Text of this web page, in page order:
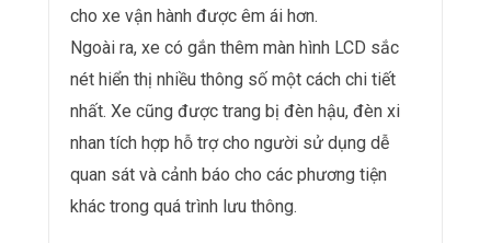
cho xe vận hành được êm ái hơn.
Ngoài ra, xe có gắn thêm màn hình LCD sắc
nét hiển thị nhiều thông số một cách chi tiết
nhất. Xe cũng được trang bị đèn hậu, đèn xi
nhan tích hợp hỗ trợ cho người sử dụng dễ
quan sát và cảnh báo cho các phương tiện
khác trong quá trình lưu thông.